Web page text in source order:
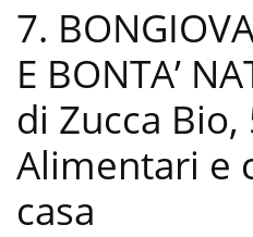
7.
E BONTA’
di Zucca Bio,
Alimentari e
casa